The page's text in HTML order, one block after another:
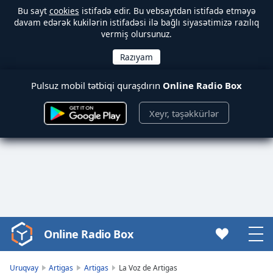
Bu sayt cookies istifadə edir. Bu vebsaytdan istifadə etməyə
davam edərək kukilərin istifadəsi ilə bağlı siyasətimizə razılıq
vermiş olursunuz.
Pulsuz mobil tətbiqi quraşdırın Online Radio Box
Xeyr, təşəkkürlər
Video
Player
Online Radio Box
Uruqvay Artigas Artigas La Voz de Artigas